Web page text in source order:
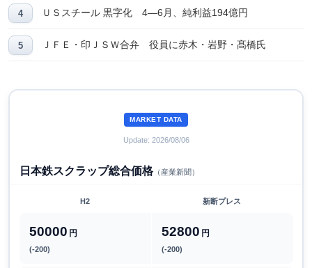
ＵＳスチール 黒字化 4―6月、純利益194億円
ＪＦＥ・印ＪＳＷ合弁 役員に赤木・岩野・髙橋氏
MARKET DATA
Update: 2026/08/06
日本鉄スクラップ総合価格（産業新聞）
H2 新断プレス
50000 円
(-200)
52800 円
(-200)